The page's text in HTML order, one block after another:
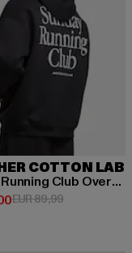
COTTON LAB
Sunday Running Club Oversized
EUR 36,00
EUR 89,99Actieprijs: